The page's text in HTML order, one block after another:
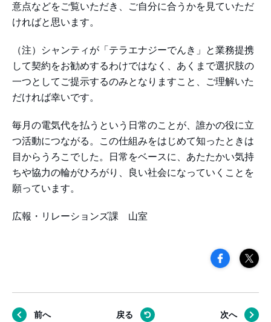
意点などをご覧いただき、ご自分に合うかを見ていただ
ければと思います。
（注）シャンティが「テラエナジーでんき」と業務提携
して契約をお勧めするわけではなく、あくまで選択肢の
一つとしてご提示するのみとなりますこと、ご理解いた
だければ幸いです。
毎月の電気代を払うという日常のことが、誰かの役に立
つ活動につながる。この仕組みをはじめて知ったときは
目からうろこでした。日常をベースに、あたたかい気持
ちや協力の輪がひろがり、良い社会になっていくことを
願っています。
広報・リレーションズ課 山室
前へ 戻る 次へ